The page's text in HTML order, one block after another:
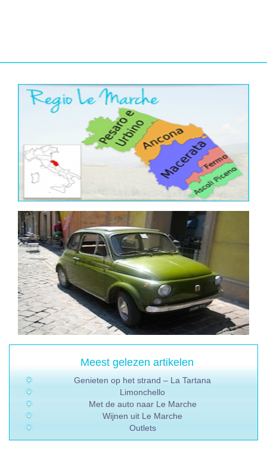
Meest gelezen artikelen
Genieten op het strand – La Tartana
Limonchello
Met de auto naar Le Marche
Wijnen uit Le Marche
Outlets